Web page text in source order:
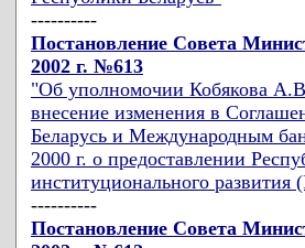
----------
Постановление Совета
2002 г. №613
"Об уполномочии Кобякова
внесение изменения в
Беларусь и Международным
2000 г. о предоставлении
институционального развития
----------
Постановление Совета